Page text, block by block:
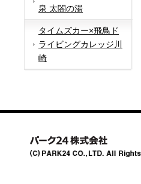
泉 太閤の湯
タイムズカー×飛鳥ド
ライビングカレッジ川
崎